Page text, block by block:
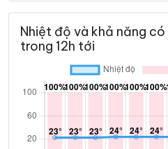
Nhiệt độ và khả năng
trong 12h tới